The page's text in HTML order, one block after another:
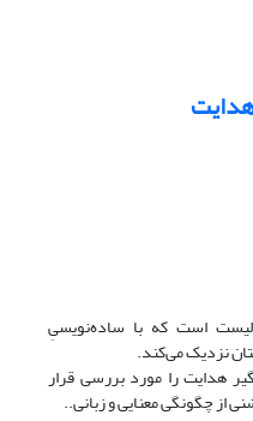
است که با ساده‌نویسیِ
نزدیک می‌کند.
هدایت را مورد بررسی قرار
از چگونگی معنایی و زبانی..